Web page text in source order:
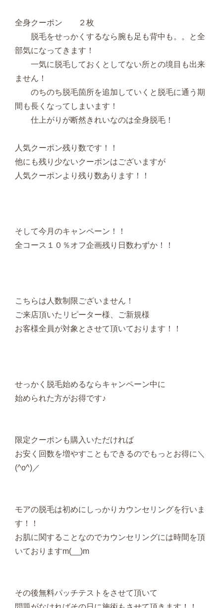
全身クーポン ２枚
脱毛をせっかくするなら腕も足も背中も。。と全
部気になってきます！
一気に脱毛しておくとしてない所との境目も出来
ません！
のちのち脱毛箇所を追加していくと脱毛に通う期
間も長くなってしまいます！
仕上がりが断然きれいなのは全身脱毛！
人気クーポン残り数です！！
他にも残り少ないクーポンはございますが
人気クーポンより残り数あります！！
そして今月のキャンペーン！！
全コース１０％オフ企画残り日数わずか！！
こちらは人数制限ございません！
ご来店頂いたリピーター様、ご新規様
お客様全員が対象とさせて頂いております！！
せっかく脱毛始めるならキャンペーン中に
始められた方がお得です♪
限定クーポンも購入いただければ
お安く回数を増やすこともできるのでもっとお得に＼
(^o^)／
モアの脱毛は初めにしっかりカウンセリングを行いま
す！！
お肌に関することなのでカウンセリングには時間を頂
いておりますm(__)m
その後無料パッチテストをさせて頂いて